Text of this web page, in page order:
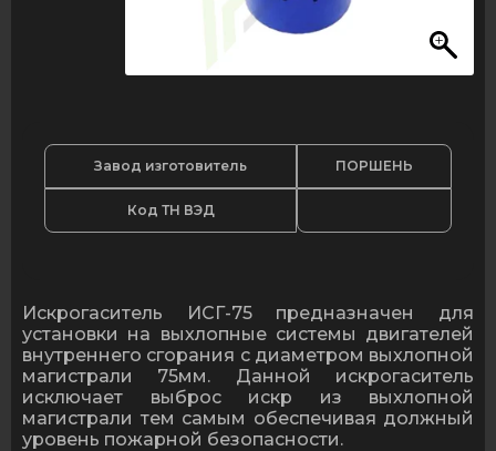
Завод изготовитель ПОРШЕНЬ
Код ТН ВЭД
Искрогаситель ИСГ-75 предназначен для
установки на выхлопные системы двигателей
внутреннего сгорания с диаметром выхлопной
магистрали 75мм. Данной искрогаситель
исключает выброс искр из выхлопной
магистрали тем самым обеспечивая должный
уровень пожарной безопасности.